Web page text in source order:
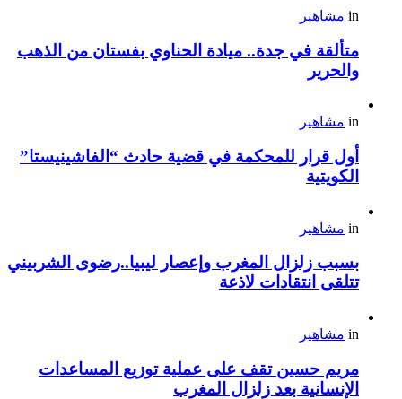
in مشاهير
متألقة في جدة.. ميادة الحناوي بفستان من الذهب
والحرير
in مشاهير
أول قرار للمحكمة في قضية حادث “الفاشينيستا”
الكويتية
in مشاهير
بسبب زلزال المغرب وإعصار ليبيا..رضوى الشربيني
تتلقى انتقادات لاذعة
in مشاهير
مريم حسين تقف على عملية توزيع المساعدات
الإنسانية بعد زلزال المغرب